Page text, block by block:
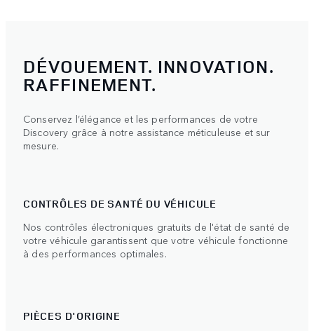
DÉVOUEMENT. INNOVATION.
RAFFINEMENT.
Conservez l’élégance et les performances de votre
Discovery grâce à notre assistance méticuleuse et sur
mesure.
CONTRÔLES DE SANTÉ DU VÉHICULE
Nos contrôles électroniques gratuits de l'état de santé de
votre véhicule garantissent que votre véhicule fonctionne
à des performances optimales.
PIÈCES D'ORIGINE